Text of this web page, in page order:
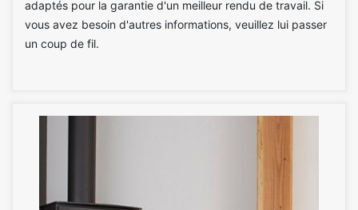
adaptés pour la garantie d'un meilleur rendu de travail. Si
vous avez besoin d'autres informations, veuillez lui passer
un coup de fil.